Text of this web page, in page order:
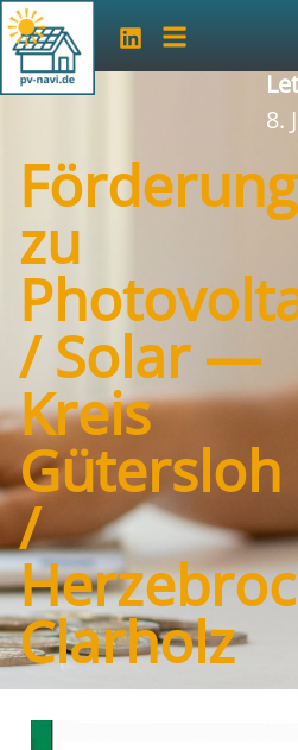
Förderung
zu
/ Solar —
Kreis
Gütersloh
/
Clarholz
8.